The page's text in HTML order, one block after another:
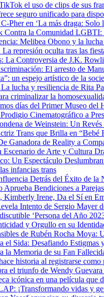
el uso de clips de sus
seguro unificado para
Pher en ‘La más draga: Solo
Contra la Comunidad LGBTI:
Melibea Obono y la
represión oculta tras las
La Controversia de J.K.
El arresto de
un espejo artístico de la
lucha y resiliencia de Rita
criminalizar la
días del Primer Museo del
Cinematográfico a
de Weinstein: Un
Trans que Brilla en “Bebé
Ganadora de Reality a
Escenario de Arte y Cultura
Un Espectáculo
infancias trans
Detrás del Éxito de la
Aprueba Bendiciones a
Kimberly Irene, Da el Sí en
Intento de Sergio Mayer
‘Persona del Año
y Orgullo en su
de Rubén Rocha Moya:
el Sida: Desafiando Estigmas
la Memoria de su Fan
historia al registrarse
el triunfo de Wendy
icónica en una película que
¡Transformando vidas y